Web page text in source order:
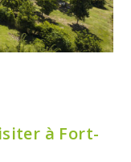
à Fort-